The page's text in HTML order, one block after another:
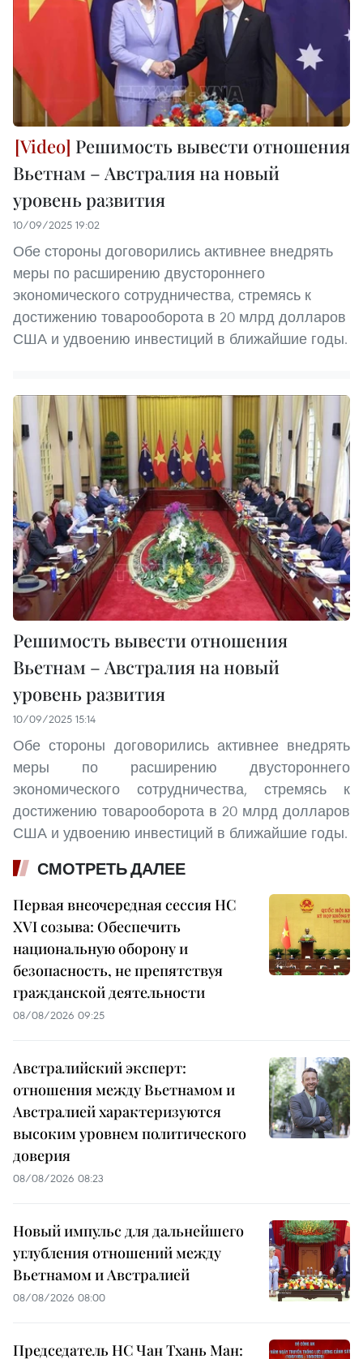
Решимость вывести отношения
Вьетнам – Австралия на новый
уровень развития
10/09/2025 19:02
Обе стороны договорились активнее внедрять
меры по расширению двустороннего
экономического сотрудничества, стремясь к
достижению товарооборота в 20 млрд долларов
США и удвоению инвестиций в ближайшие годы.
Решимость вывести отношения
Вьетнам – Австралия на новый
уровень развития
10/09/2025 15:14
Обе стороны договорились активнее внедрять
меры по расширению двустороннего
экономического сотрудничества, стремясь к
достижению товарооборота в 20 млрд долларов
США и удвоению инвестиций в ближайшие годы.
СМОТРЕТЬ ДАЛЕЕ
Первая внеочередная сессия НС
XVI созыва: Обеспечить
национальную оборону и
безопасность, не препятствуя
гражданской деятельности
08/08/2026 09:25
Австралийский эксперт:
отношения между Вьетнамом и
Австралией характеризуются
высоким уровнем политического
доверия
08/08/2026 08:23
Новый импульс для дальнейшего
углубления отношений между
Вьетнамом и Австралией
08/08/2026 08:00
Председатель НС Чан Тхань Ман: